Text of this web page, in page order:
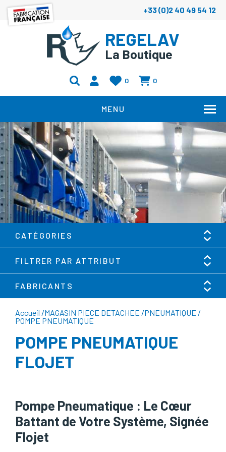
+33 (0)2 40 49 54 12
REGELAV
La Boutique
0 0
MENU
Accueil /MAGASIN PIECE DETACHEE /PNEUMATIQUE /
POMPE PNEUMATIQUE
CATÉGORIES
FILTRER PAR ATTRIBUT
FABRICANTS
POMPE PNEUMATIQUE
FLOJET
Pompe Pneumatique : Le Cœur
Battant de Votre Système, Signée
Flojet